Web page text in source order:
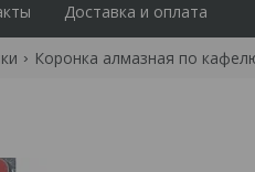
Доставка и оплата
Коронка алмазная по